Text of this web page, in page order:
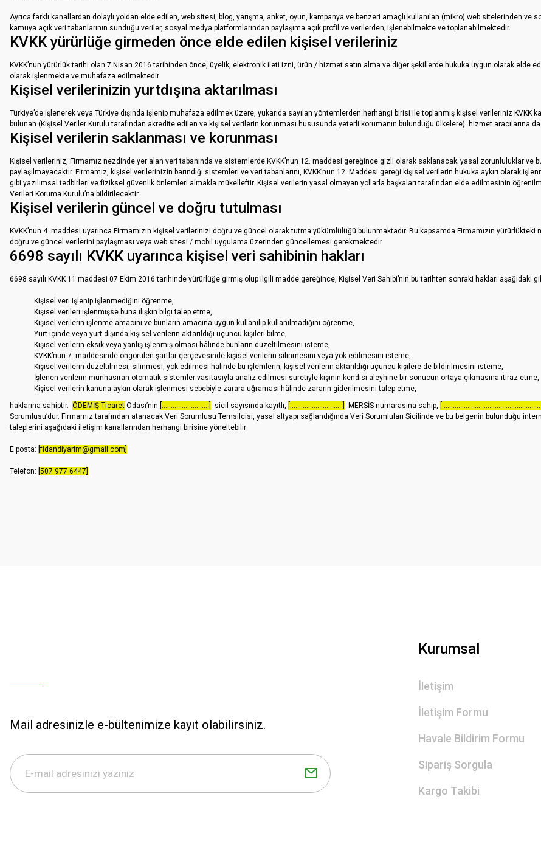
Ayrıca farklı kanallardan dolaylı yoldan elde edilen, web sitesi, blog, yarışma, anket, oyun, kampanya ve benzeri amaçlı kullanılan (mikro) web sitelerinden
kamuya açık veri tabanlarının sunduğu veriler, sosyal medya platformlarından paylaşıma açık profil ve verilerden; işlenebilmekte ve toplanabilmektedir.
KVKK yürürlüğe girmeden önce elde edilen kişisel verileriniz
KVKK’nun yürürlük tarihi olan 7 Nisan 2016 tarihinden önce, üyelik, elektronik ileti izni, ürün / hizmet satın alma ve diğer şekillerde hukuka uygun olarak elde
olarak işlenmekte ve muhafaza edilmektedir.
Kişisel verilerinizin yurtdışına aktarılması
Türkiye’de işlenerek veya Türkiye dışında işlenip muhafaza edilmek üzere, yukarıda sayılan yöntemlerden herhangi birisi ile toplanmış kişisel verileriniz KVKK
bulunan (Kişisel Veriler Kurulu tarafından akredite edilen ve kişisel verilerin korunması hususunda yeterli korumanın bulunduğu ülkelere) hizmet aracılarına
Kişisel verilerin saklanması ve korunması
Kişisel verileriniz, Firmamız nezdinde yer alan veri tabanında ve sistemlerde KVKK’nun 12. maddesi gereğince gizli olarak saklanacak; yasal zorunluluklar
paylaşılmayacaktır. Firmamız, kişisel verilerinizin barındığı sistemleri ve veri tabanlarını, KVKK’nun 12. Maddesi gereği kişisel verilerin hukuka aykırı
gibi yazılımsal tedbirleri ve fiziksel güvenlik önlemleri almakla mükelleftir. Kişisel verilerin yasal olmayan yollarla başkaları tarafından elde edilmesinin
Verileri Koruma Kurulu’na bildirilecektir.
Kişisel verilerin güncel ve doğru tutulması
KVKK’nun 4. maddesi uyarınca Firmamızın kişisel verilerinizi doğru ve güncel olarak tutma yükümlülüğü bulunmaktadır. Bu kapsamda Firmamızın
doğru ve güncel verilerini paylaşması veya web sitesi / mobil uygulama üzerinden güncellemesi gerekmektedir.
6698 sayılı KVKK uyarınca kişisel veri sahibinin hakları
6698 sayılı KVKK 11.maddesi 07 Ekim 2016 tarihinde yürürlüğe girmiş olup ilgili madde gereğince, Kişisel Veri Sahibi’nin bu tarihten sonraki hakları
Kişisel veri işlenip işlenmediğini öğrenme,
Kişisel verileri işlenmişse buna ilişkin bilgi talep etme,
Kişisel verilerin işlenme amacını ve bunların amacına uygun kullanılıp kullanılmadığını öğrenme,
Yurt içinde veya yurt dışında kişisel verilerin aktarıldığı üçüncü kişileri bilme,
Kişisel verilerin eksik veya yanlış işlenmiş olması hâlinde bunların düzeltilmesini isteme,
KVKK’nun 7. maddesinde öngörülen şartlar çerçevesinde kişisel verilerin silinmesini veya yok edilmesini isteme,
Kişisel verilerin düzeltilmesi, silinmesi, yok edilmesi halinde bu işlemlerin, kişisel verilerin aktarıldığı üçüncü kişilere de bildirilmesini isteme,
İşlenen verilerin münhasıran otomatik sistemler vasıtasıyla analiz edilmesi suretiyle kişinin kendisi aleyhine bir sonucun ortaya çıkmasına itiraz etme,
Kişisel verilerin kanuna aykırı olarak işlenmesi sebebiyle zarara uğraması hâlinde zararın giderilmesini talep etme,
haklarına sahiptir. ÖDEMİŞ Ticaret Odası’nın [..........................] sicil sayısında kayıtlı, [.............................] MERSİS numarasına sahip,
Sorumlusu’dur. Firmamız tarafından atanacak Veri Sorumlusu Temsilcisi, yasal altyapı sağlandığında Veri Sorumluları Sicilinde ve bu belgenin bulunduğu
taleplerini aşağıdaki iletişim kanallarından herhangi birisine yöneltebilir:
E.posta: [fidandiyarim@gmail.com]
Telefon: [507 977 6447]
Mail adresinizle e-bültenimize kayıt olabilirsiniz.
Kurumsal
İletişim
İletişim Formu
Havale Bildirim Formu
Sipariş Sorgula
Kargo Takibi